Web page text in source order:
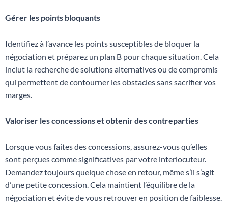
Gérer les points bloquants
Identifiez à l’avance les points susceptibles de bloquer la
négociation et préparez un plan B pour chaque situation. Cela
inclut la recherche de solutions alternatives ou de compromis
qui permettent de contourner les obstacles sans sacrifier vos
marges.
Valoriser les concessions et obtenir des contreparties
Lorsque vous faites des concessions, assurez-vous qu’elles
sont perçues comme significatives par votre interlocuteur.
Demandez toujours quelque chose en retour, même s’il s’agit
d’une petite concession. Cela maintient l’équilibre de la
négociation et évite de vous retrouver en position de faiblesse.